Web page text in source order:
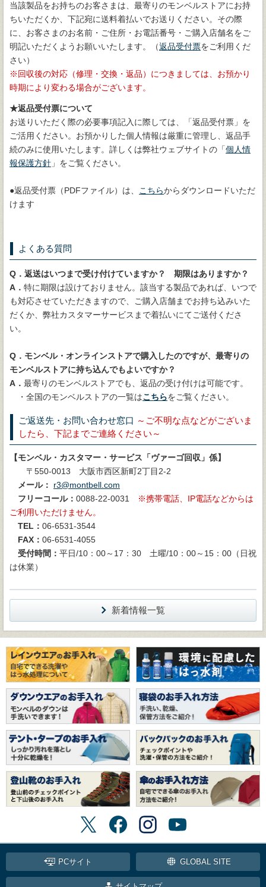
当該製品をお持ちのお客さまは、最寄りのモンベルストアにお持
ちいただくか、下記宛に送料着払いでお送りください。その際
に、お客さまのお名前・ご住所・お電話番号・ご購入店舗名をご
明記いただくようお願いいたします。（返品受付票をご利用くだ
さい）
回収後の対応（修理・交換・返品）につきましては、お預かり
時期により変わる場合がございます。
★返品受付票について
お送りいただく際の必要事項記入に際しては、「返品受付票」を
ご活用ください。お預かりした個人情報は厳重に管理し、返品手
続のみに使用いたします。詳しくは弊社ウェブサイトの「個人情
報保護方針 」をご覧ください。
●返品受付票（PDFファイル）は、 こちらからダウンロードいただ
けます
よくある質問
Q．返送はいつまで受け付けていますか？ 期限はありますか？
A． 特に期限は設けておりません。該当する製品であれば、いつで
も対応させていただきますので、ご購入店舗までお持ち込みいた
だくか、弊社カスタマーサービスまで着払いにてご送付くださ
い。
Q．モンベル・オンラインストアで購入したのですが、最寄りの
モンベルストアに持ち込んでもよいですか？
A． 最寄りのモンベルストアでも、返品の受け付けは可能です。
・全国のモンベルストアの一覧はこちらをご覧ください。
ご返送先・お問い合わせ窓口 ～ご不明な点などがございま
したら、下記までご連絡ください～
【モンベル・カスタマー・サービス「ヴァーゴ回収」係】
〒550-0013 大阪市西区新町2丁目2-2
メール：
r3@montbell.com
フリーコール： 0088-22-0031
携帯電話、IP電話などからは
ご利用いただけません。
TEL： 06-6531-3544
FAX： 06-6531-4055
受付時間： 平日/10：00～17：30 土曜/10：00～15：00（日祝
は休業）
新着情報一覧
PCサイト GLOBAL SITE